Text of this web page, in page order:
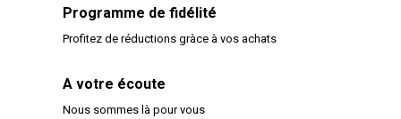
Programme de fidélité
Profitez de réductions gràce à vos achats
A votre écoute
Nous sommes là pour vous